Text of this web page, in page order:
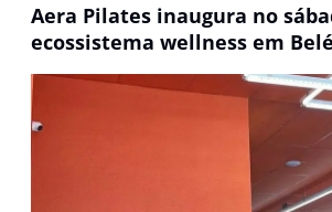
Aera Pilates inaugura no
ecossistema wellness em